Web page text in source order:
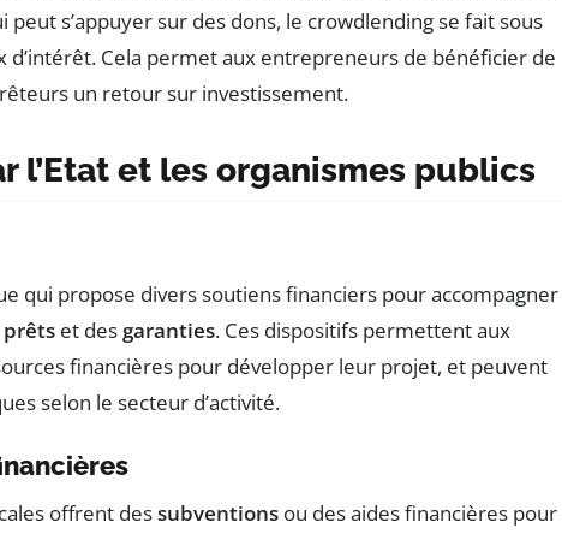
s’appuyer sur des dons, le crowdlending se fait sous
Cela permet aux entrepreneurs de bénéficier de
un retour sur investissement.
l’Etat et les organismes publics
qui propose divers soutiens financiers pour accompagner
prêts et des garanties. Ces dispositifs permettent aux
financières pour développer leur projet, et peuvent
selon le secteur d’activité.
offrent dessubventions ou des aides financières pour